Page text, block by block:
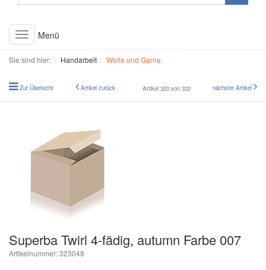
Toggle
navigation
Menü
Sie sind hier: Handarbeit Wolle und Garne
Zur Übersicht Artikel zurück Artikel 320 von 332 nächster Artikel
Superba Twirl 4-fädig, autumn Farbe 007
Artikelnummer: 323048